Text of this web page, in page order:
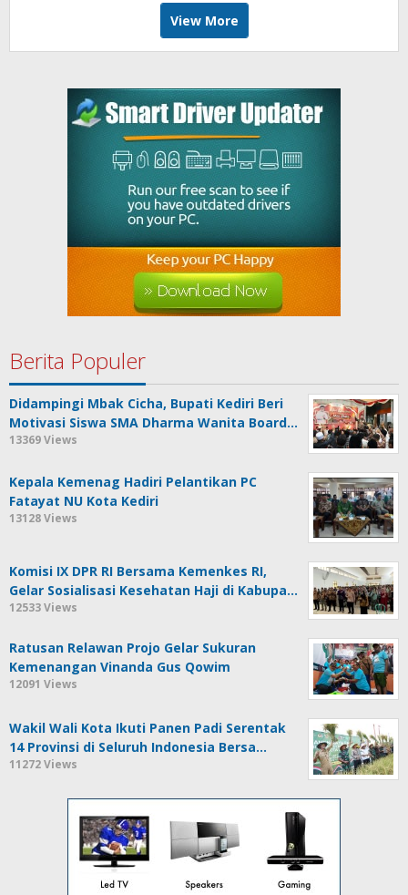
View More
Berita Populer
Didampingi Mbak Cicha, Bupati Kediri Beri
Motivasi Siswa SMA Dharma Wanita Board…
13369 Views
Kepala Kemenag Hadiri Pelantikan PC
Fatayat NU Kota Kediri
13128 Views
Komisi IX DPR RI Bersama Kemenkes RI,
Gelar Sosialisasi Kesehatan Haji di Kabupa…
12533 Views
Ratusan Relawan Projo Gelar Sukuran
Kemenangan Vinanda Gus Qowim
12091 Views
Wakil Wali Kota Ikuti Panen Padi Serentak
14 Provinsi di Seluruh Indonesia Bersa…
11272 Views